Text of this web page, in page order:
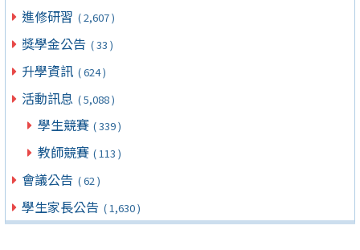
進修研習 ( 2,607 )
獎學金公告 ( 33 )
升學資訊 ( 624 )
活動訊息 ( 5,088 )
學生競賽 ( 339 )
教師競賽 ( 113 )
會議公告 ( 62 )
學生家長公告 ( 1,630 )